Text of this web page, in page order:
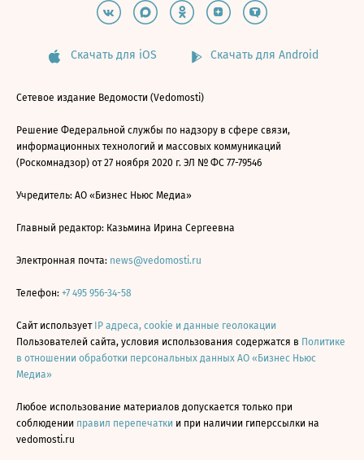
Скачать для iOS Скачать для Android
Сетевое издание Ведомости (Vedomosti)
Решение Федеральной службы по надзору в сфере связи,
информационных технологий и массовых коммуникаций
(Роскомнадзор) от 27 ноября 2020 г. ЭЛ № ФС 77-79546
Учредитель: АО «Бизнес Ньюс Медиа»
Главный редактор: Казьмина Ирина Сергеевна
Электронная почта: news@vedomosti.ru
Телефон: +7 495 956-34-58
Сайт использует IP адреса, cookie и данные геолокации
Пользователей сайта, условия использования содержатся в Политике
в отношении обработки персональных данных АО «Бизнес Ньюс
Медиа»
Любое использование материалов допускается только при
соблюдении правил перепечатки и при наличии гиперссылки на
vedomosti.ru